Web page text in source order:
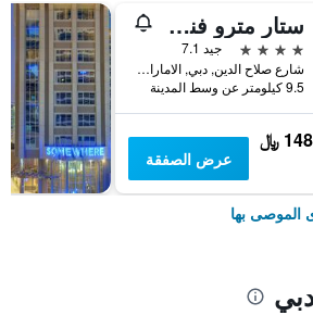
ستار مترو فندق ديرة دبي
4 نجوم
جيد 7.1
شارع صلاح الدين, دبي, الامارات العربية المتحدة
9.5 كيلومتر عن وسط المدينة
148 ﷼
عرض الصفقة
الموصى بها